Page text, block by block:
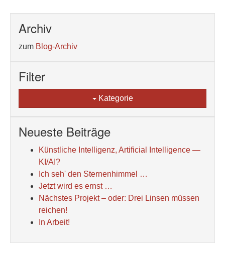
Archiv
zum Blog-Archiv
Filter
Kategorie
Neueste Beiträge
Künstliche Intelligenz, Artificial Intelligence —
KI/AI?
Ich seh' den Sternenhimmel …
Jetzt wird es ernst …
Nächstes Projekt – oder: Drei Linsen müssen
reichen!
In Arbeit!